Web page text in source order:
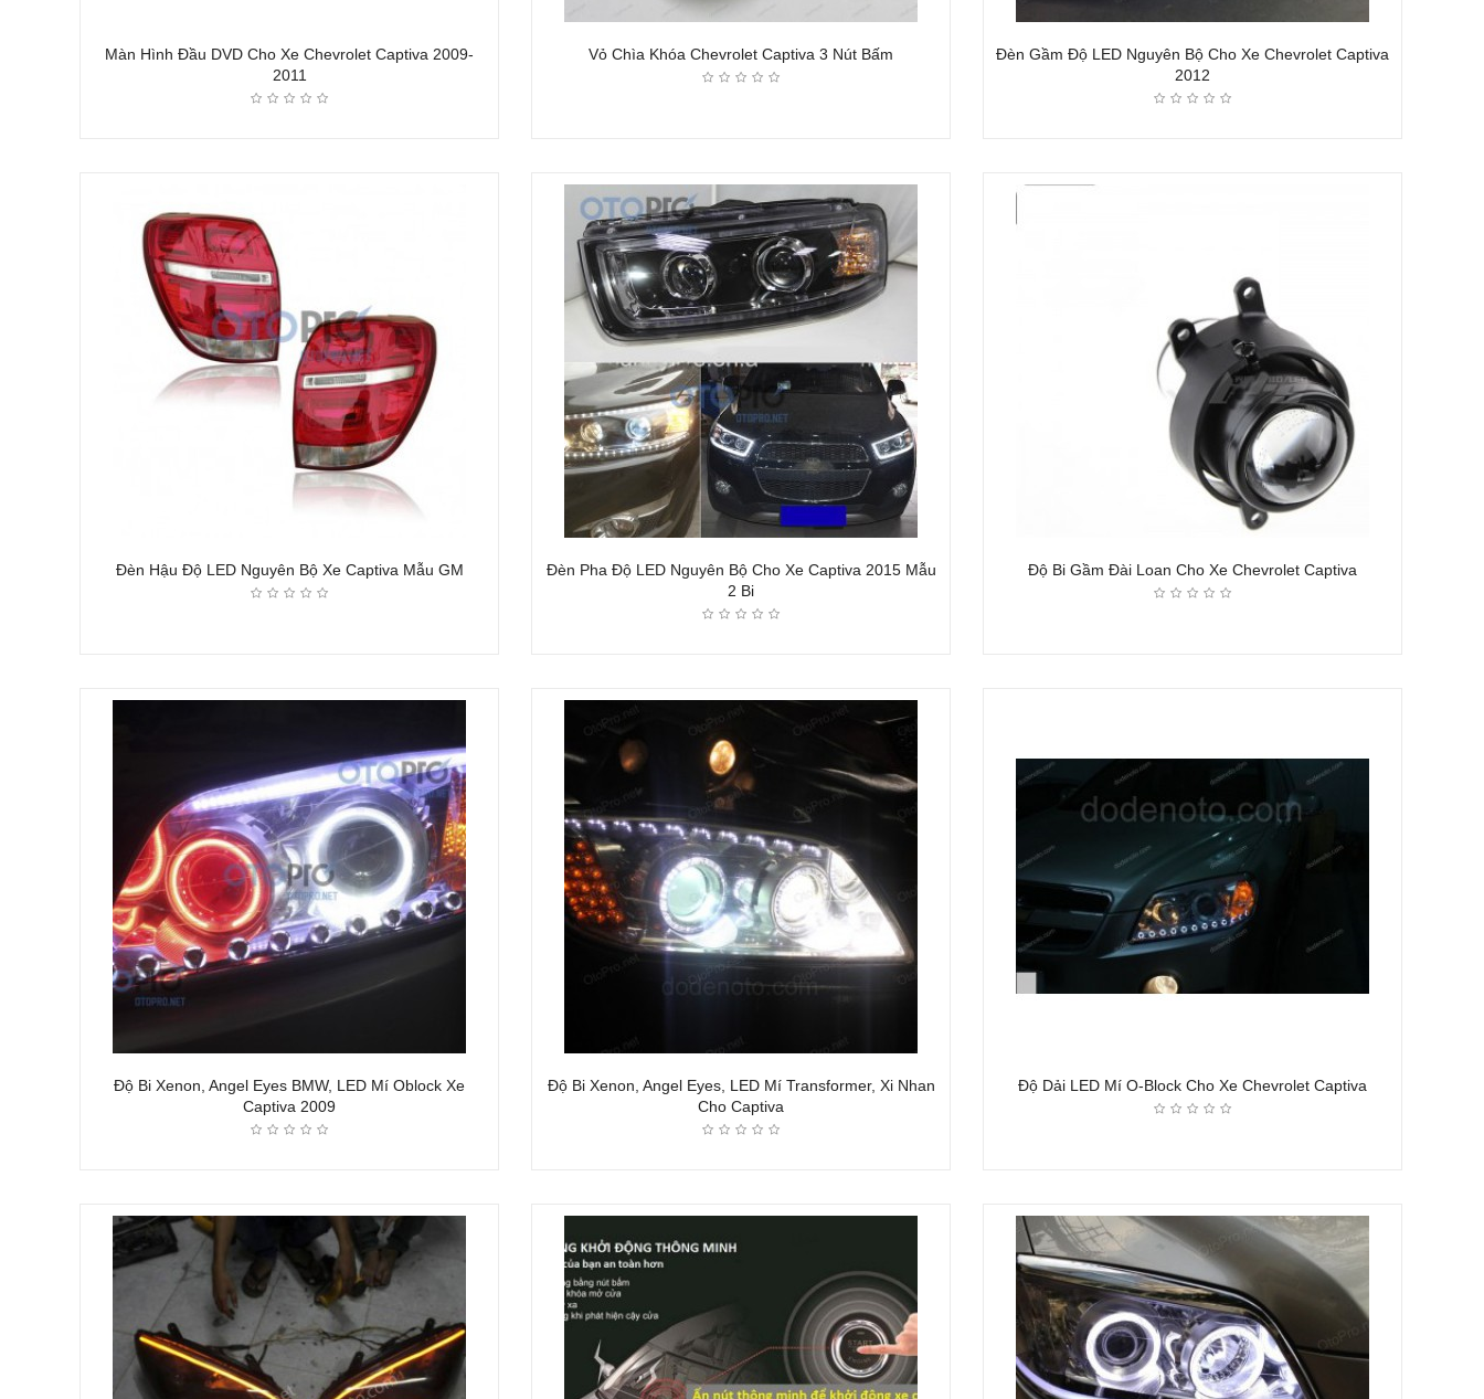
Màn Hình Đầu DVD Cho Xe Chevrolet Captiva 2009-
2011
Vỏ Chìa Khóa Chevrolet Captiva 3 Nút Bấm
Đèn Gầm Độ LED Nguyên Bộ Cho Xe Chevrolet Captiva
2012
Đèn Hậu Độ LED Nguyên Bộ Xe Captiva Mẫu GM
Đèn Pha Độ LED Nguyên Bộ Cho Xe Captiva 2015 Mẫu
2 Bi
Độ Bi Gầm Đài Loan Cho Xe Chevrolet Captiva
Độ Bi Xenon, Angel Eyes BMW, LED Mí Oblock Xe
Captiva 2009
Độ Bi Xenon, Angel Eyes, LED Mí Transformer, Xi Nhan
Cho Captiva
Độ Dải LED Mí O-Block Cho Xe Chevrolet Captiva